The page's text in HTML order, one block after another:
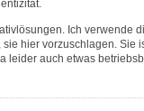
Ich verwende
hier vorzuschlagen.
leider auch etwas